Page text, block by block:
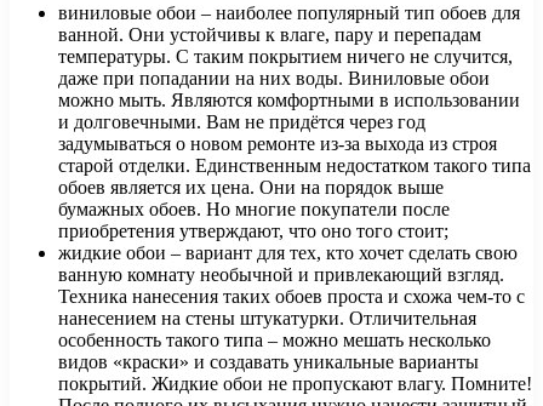
виниловые обои – наиболее популярный тип обоев для
ванной. Они устойчивы к влаге, пару и перепадам
температуры. С таким покрытием ничего не случится,
даже при попадании на них воды. Виниловые обои
можно мыть. Являются комфортными в использовании
и долговечными. Вам не придётся через год
задумываться о новом ремонте из-за выхода из строя
старой отделки. Единственным недостатком такого типа
обоев является их цена. Они на порядок выше
бумажных обоев. Но многие покупатели после
приобретения утверждают, что оно того стоит;
жидкие обои – вариант для тех, кто хочет сделать свою
ванную комнату необычной и привлекающий взгляд.
Техника нанесения таких обоев проста и схожа чем-то с
нанесением на стены штукатурки. Отличительная
особенность такого типа – можно мешать несколько
видов «краски» и создавать уникальные варианты
покрытий. Жидкие обои не пропускают влагу. Помните!